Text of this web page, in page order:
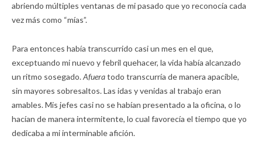
abriendo múltiples ventanas de mi pasado que yo reconocía cada
vez más como “mías”.
Para entonces había transcurrido casi un mes en el que,
exceptuando mi nuevo y febril quehacer, la vida había alcanzado
un ritmo sosegado.Afueratodo transcurría de manera apacible,
sin mayores sobresaltos. Las idas y venidas al trabajo eran
amables. Mis jefes casi no se habían presentado a la oficina, o lo
hacían de manera intermitente, lo cual favorecía el tiempo que yo
dedicaba a mi interminable afición.